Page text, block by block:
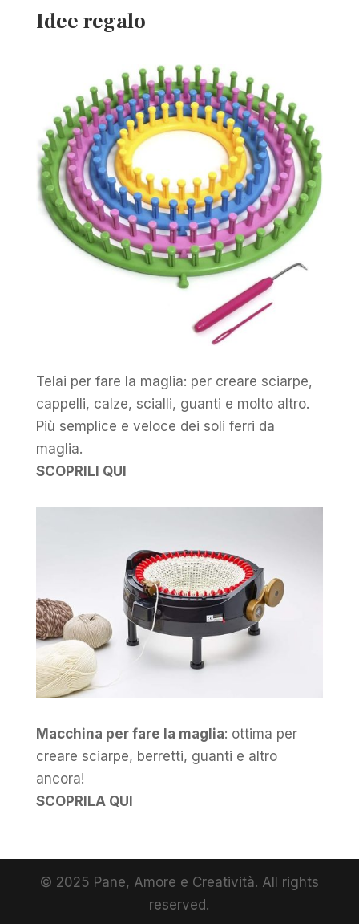
Idee regalo
Telai per fare la maglia: per creare sciarpe,
cappelli, calze, scialli, guanti e molto altro.
Più semplice e veloce dei soli ferri da
maglia.
SCOPRILI QUI
Macchina per fare la maglia: ottima per
creare sciarpe, berretti, guanti e altro
ancora!
SCOPRILA QUI
© 2025 Pane, Amore e Creatività. All rights
reserved.